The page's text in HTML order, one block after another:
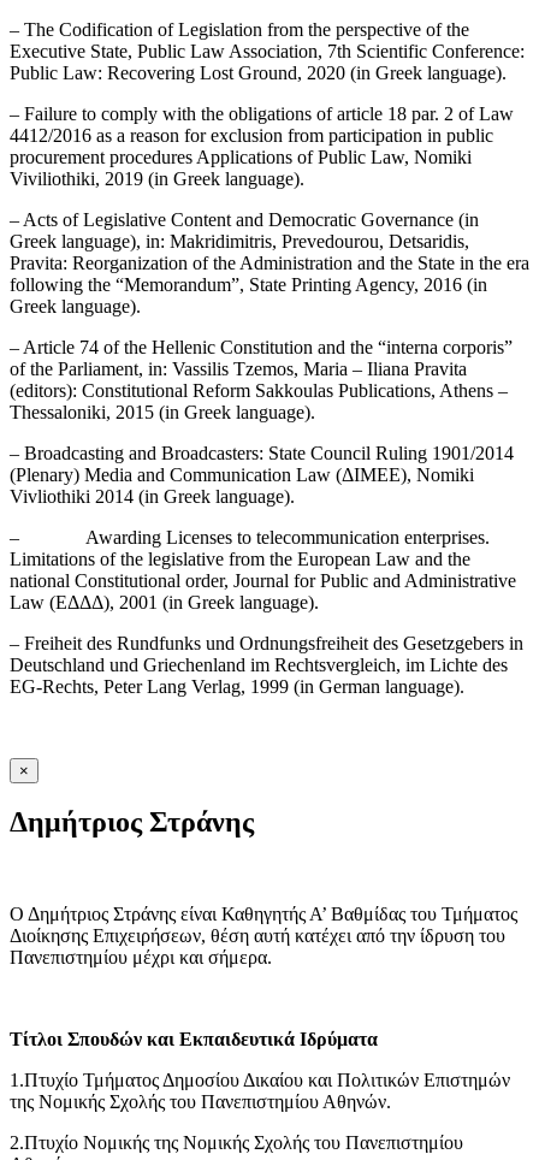
– The Codification of Legislation from the perspective of the
Executive State, Public Law Association, 7th Scientific Conference:
Public Law: Recovering Lost Ground, 2020 (in Greek language).
– Failure to comply with the obligations of article 18 par. 2 of Law
4412/2016 as a reason for exclusion from participation in public
procurement procedures Applications of Public Law, Nomiki
Viviliothiki, 2019 (in Greek language).
– Acts of Legislative Content and Democratic Governance (in
Greek language), in: Makridimitris, Prevedourou, Detsaridis,
Pravita: Reorganization of the Administration and the State in the era
following the “Memorandum”, State Printing Agency, 2016 (in
Greek language).
– Article 74 of the Hellenic Constitution and the “interna corporis”
of the Parliament, in: Vassilis Tzemos, Maria – Iliana Pravita
(editors): Constitutional Reform Sakkoulas Publications, Athens –
Thessaloniki, 2015 (in Greek language).
– Broadcasting and Broadcasters: State Council Ruling 1901/2014
(Plenary) Media and Communication Law (ΔΙΜΕΕ), Nomiki
Vivliothiki 2014 (in Greek language).
– Awarding Licenses to telecommunication enterprises.
Limitations of the legislative from the European Law and the
national Constitutional order, Journal for Public and Administrative
Law (ΕΔΔΔ), 2001 (in Greek language).
– Freiheit des Rundfunks und Ordnungsfreiheit des Gesetzgebers in
Deutschland und Griechenland im Rechtsvergleich, im Lichte des
EG-Rechts, Peter Lang Verlag, 1999 (in German language).
×
Δημήτριος Στράνης
Ο Δημήτριος Στράνης είναι Καθηγητής Α’ Βαθμίδας του Τμήματος
Διοίκησης Επιχειρήσεων, θέση αυτή κατέχει από την ίδρυση του
Πανεπιστημίου μέχρι και σήμερα.
Τίτλοι Σπουδών και Εκπαιδευτικά Ιδρύματα
1.Πτυχίο Τμήματος Δημοσίου Δικαίου και Πολιτικών Επιστημών
της Νομικής Σχολής του Πανεπιστημίου Αθηνών.
2.Πτυχίο Νομικής της Νομικής Σχολής του Πανεπιστημίου